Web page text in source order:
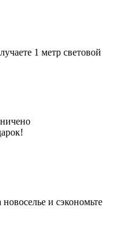
1 метр световой
и сэкономьте